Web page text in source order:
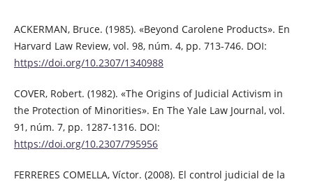
ACKERMAN, Bruce. (1985). «Beyond Carolene Products». En
Harvard Law Review, vol. 98, núm. 4, pp. 713-746. DOI:
https://doi.org/10.2307/1340988
COVER, Robert. (1982). «The Origins of Judicial Activism in
the Protection of Minorities». En The Yale Law Journal, vol.
91, núm. 7, pp. 1287-1316. DOI:
https://doi.org/10.2307/795956
FERRERES COMELLA, Víctor. (2008). El control judicial de la